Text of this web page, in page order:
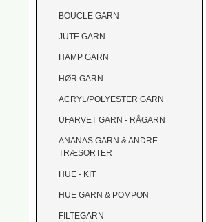
BOUCLE GARN
JUTE GARN
HAMP GARN
HØR GARN
ACRYL/POLYESTER GARN
UFARVET GARN - RÅGARN
ANANAS GARN & ANDRE
TRÆSORTER
HUE - KIT
HUE GARN & POMPON
FILTEGARN